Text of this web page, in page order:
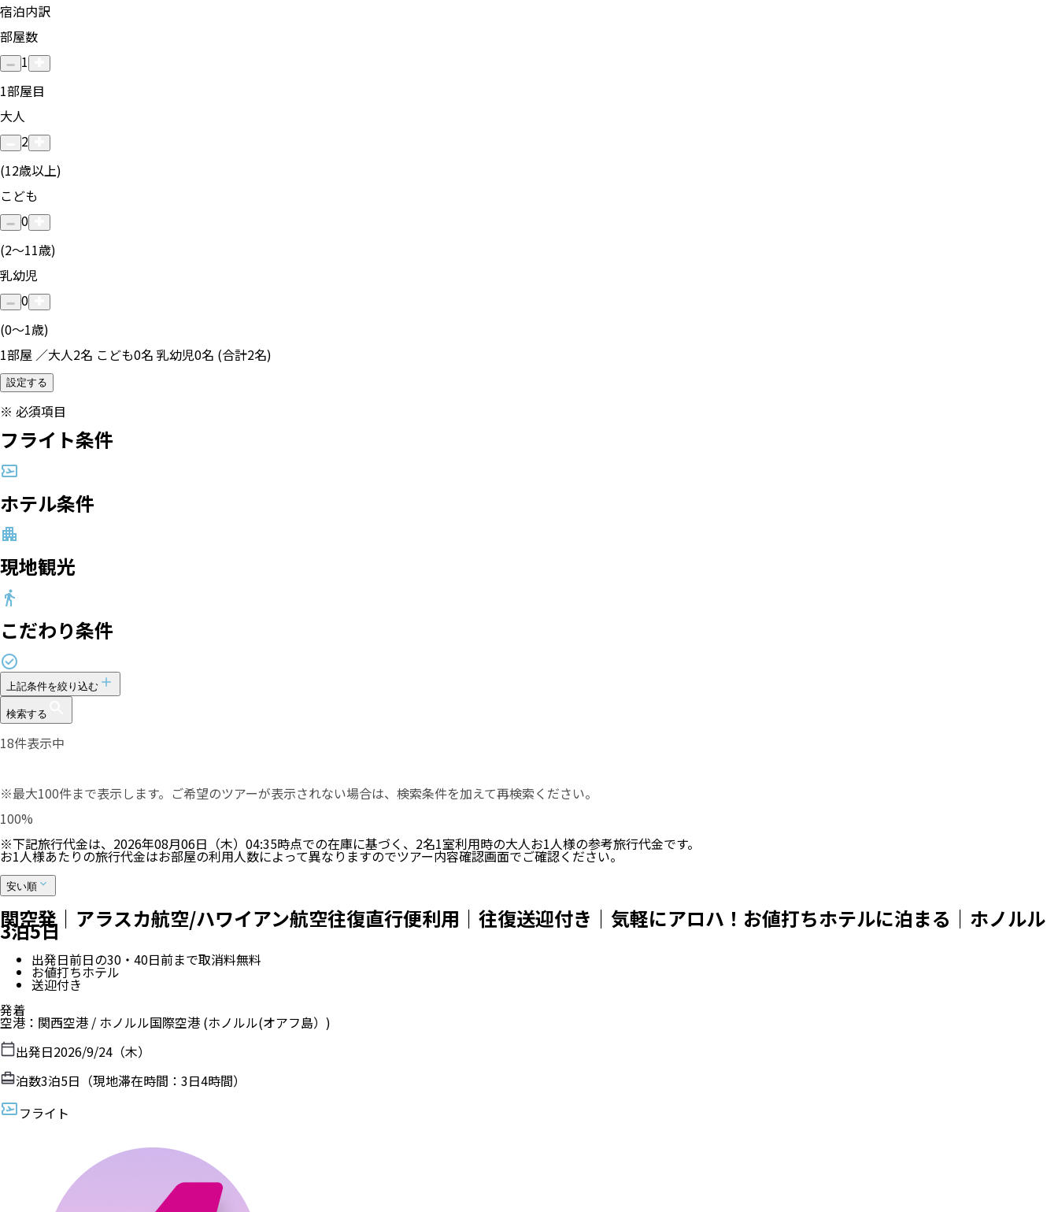
宿泊内訳
部屋数
1
1部屋目
大人
2
(12歳以上)
こども
0
(2〜11歳)
乳幼児
0
(0〜1歳)
1部屋 ／大人2名 こども0名 乳幼児0名 (合計2名)
設定する
※ 必須項目
フライト条件
ホテル条件
現地観光
こだわり条件
上記条件を絞り込む
検索する
18件表示中
※最大100件まで表示します。ご希望のツアーが表示されない場合は、検索条件を加えて再検索ください。
100%
※下記旅行代金は、 2026年08月06日（木）04:35時点での在庫に基づく、 2名1室利用時の大人お1人様の参考旅行代金です。
お1人様あたりの旅行代金はお部屋の利用人数によって異なりますのでツアー内容確認画面でご確認ください。
安い順
関空発｜アラスカ航空/ハワイアン航空往復直行便利用｜往復送迎付き｜気軽にアロハ！お値打ちホテルに泊まる｜ホノルル
3泊5日
出発日前日の30・40日前まで取消料無料
お値打ちホテル
送迎付き
発着
空港 ： 関西空港 / ホノルル国際空港 (ホノルル(オアフ島）)
出発日2026/9/24（木）
泊数3泊5日（現地滞在時間： 3日4時間）
フライト